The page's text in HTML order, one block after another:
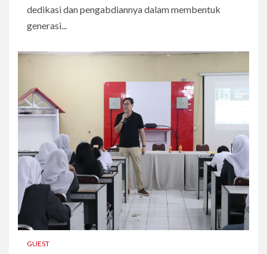
dedikasi dan pengabdiannya dalam membentuk
generasi...
GUEST